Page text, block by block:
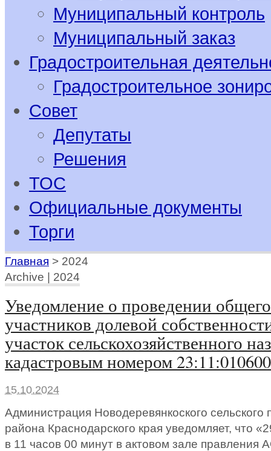
Муниципальный контроль
Муниципальный заказ
Градостроительная
Градостроительное
Совет
Депутаты
Решения
ТОС
Официальные документы
Торги
Главная > 2024
Archive | 2024
Уведомление о проведении
участников долевой
участок сельскохозяйственного
кадастровым номером
15.10.2024
Администрация Новодеревянкоского сельского
района Краснодарского края уведомляет, что
в 11 часов 00 минут в актовом зале правления